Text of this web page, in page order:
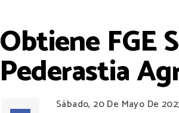
Obtiene FGE
Pederastia
Sábado, 20 De Mayo De